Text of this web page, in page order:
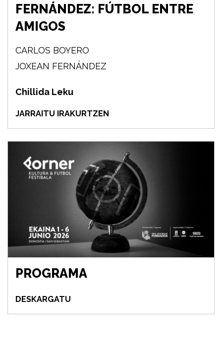
FERNÁNDEZ: FÚTBOL ENTRE
AMIGOS
CARLOS BOYERO
JOXEAN FERNÁNDEZ
Chillida Leku
JARRAITU IRAKURTZEN
PROGRAMA
DESKARGATU